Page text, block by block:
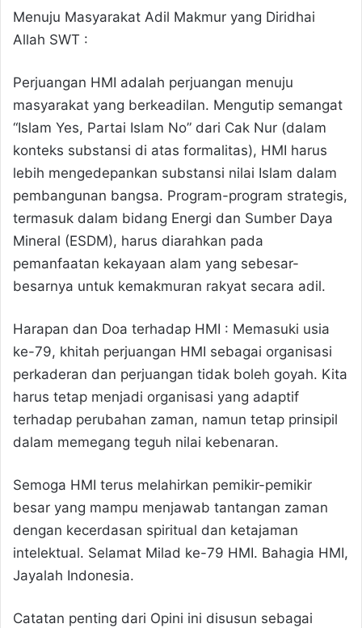
Menuju Masyarakat Adil Makmur yang Diridhai
Allah SWT :
Perjuangan HMI adalah perjuangan menuju
masyarakat yang berkeadilan. Mengutip semangat
“Islam Yes, Partai Islam No” dari Cak Nur (dalam
konteks substansi di atas formalitas), HMI harus
lebih mengedepankan substansi nilai Islam dalam
pembangunan bangsa. Program-program strategis,
termasuk dalam bidang Energi dan Sumber Daya
Mineral (ESDM), harus diarahkan pada
pemanfaatan kekayaan alam yang sebesar-
besarnya untuk kemakmuran rakyat secara adil.
Harapan dan Doa terhadap HMI : Memasuki usia
ke-79, khitah perjuangan HMI sebagai organisasi
perkaderan dan perjuangan tidak boleh goyah. Kita
harus tetap menjadi organisasi yang adaptif
terhadap perubahan zaman, namun tetap prinsipil
dalam memegang teguh nilai kebenaran.
Semoga HMI terus melahirkan pemikir-pemikir
besar yang mampu menjawab tantangan zaman
dengan kecerdasan spiritual dan ketajaman
intelektual. Selamat Milad ke-79 HMI. Bahagia HMI,
Jayalah Indonesia.
Catatan penting dari Opini ini disusun sebagai